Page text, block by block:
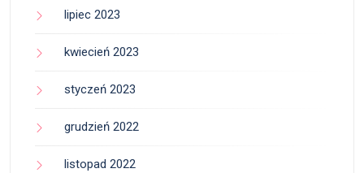
lipiec 2023
kwiecień 2023
styczeń 2023
grudzień 2022
listopad 2022